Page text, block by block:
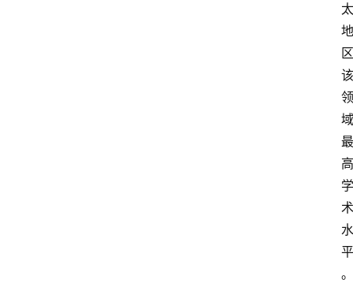
太
地
区
该
领
域
最
高
学
术
水
平
。